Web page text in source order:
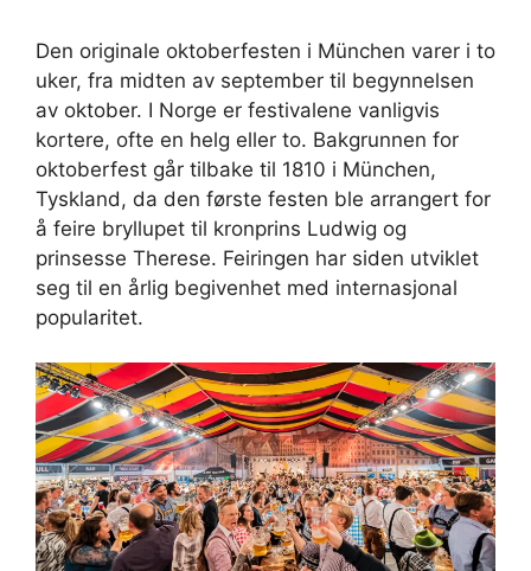
Den originale oktoberfesten i München varer i to
uker, fra midten av september til begynnelsen
av oktober. I Norge er festivalene vanligvis
kortere, ofte en helg eller to. Bakgrunnen for
oktoberfest går tilbake til 1810 i München,
Tyskland, da den første festen ble arrangert for
å feire bryllupet til kronprins Ludwig og
prinsesse Therese. Feiringen har siden utviklet
seg til en årlig begivenhet med internasjonal
popularitet.